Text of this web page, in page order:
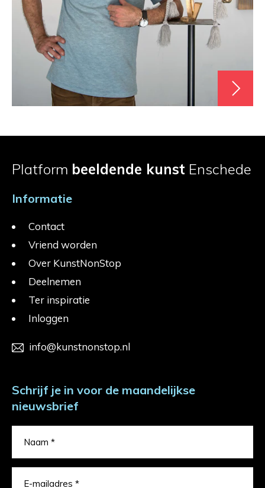
Platform beeldende kunst Enschede
Informatie
Contact
Vriend worden
Over KunstNonStop
Deelnemen
Ter inspiratie
Inloggen
info@kunstnonstop.nl
Schrijf je in voor de maandelijkse
nieuwsbrief